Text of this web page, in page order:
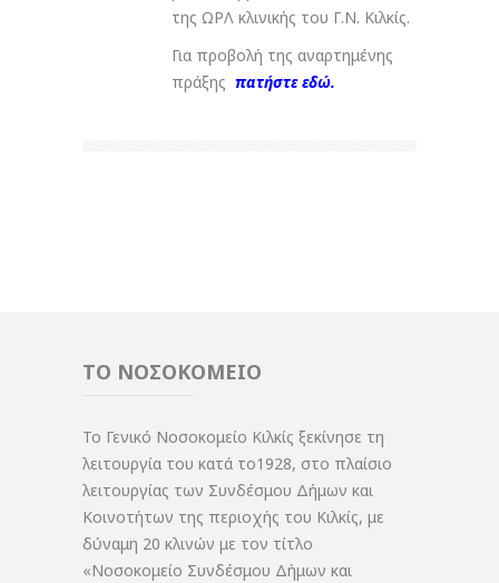
της ΩΡΛ κλινικής του Γ.Ν. Κιλκίς.
Για προβολή της αναρτημένης
πράξης πατήστε εδώ.
ΤΟ ΝΟΣΟΚΟΜΕΙΟ
Το Γενικό Νοσοκομείο Κιλκίς ξεκίνησε τη
λειτουργία του κατά το1928, στο πλαίσιο
λειτουργίας των Συνδέσμου Δήμων και
Κοινοτήτων της περιοχής του Κιλκίς, με
δύναμη 20 κλινών με τον τίτλο
«Νοσοκομείο Συνδέσμου Δήμων και